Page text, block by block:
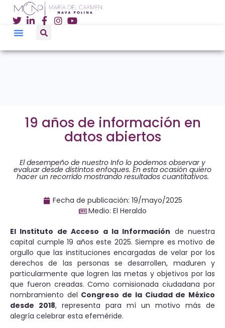
19 años de información en
datos abiertos
El desempeño de nuestro Info lo podemos observar y
evaluar desde distintos enfoques. En esta ocasión quiero
hacer un recorrido mostrando resultados cuantitativos.
Fecha de publicación: 19/mayo/2025
Medio: El Heraldo
El Instituto de Acceso a la Información de nuestra
capital cumple 19 años este 2025. Siempre es motivo de
orgullo que las instituciones encargadas de velar por los
derechos de las personas se desarrollen, maduren y
particularmente que logren las metas y objetivos por las
que fueron creadas. Como comisionada ciudadana por
nombramiento del Congreso de la Ciudad de México
desde 2018, representa para mí un motivo más de
alegría celebrar esta efeméride.